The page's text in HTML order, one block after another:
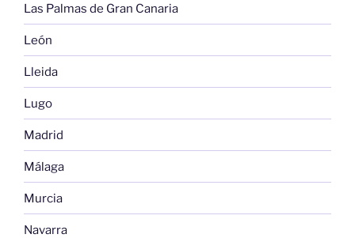
Las Palmas de Gran Canaria
León
Lleida
Lugo
Madrid
Málaga
Murcia
Navarra